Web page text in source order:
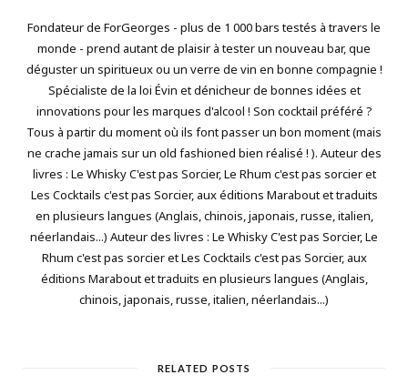
Fondateur de ForGeorges - plus de 1 000 bars testés à travers le
monde - prend autant de plaisir à tester un nouveau bar, que
déguster un spiritueux ou un verre de vin en bonne compagnie !
Spécialiste de la loi Évin et dénicheur de bonnes idées et
innovations pour les marques d'alcool ! Son cocktail préféré ?
Tous à partir du moment où ils font passer un bon moment (mais
ne crache jamais sur un old fashioned bien réalisé ! ). Auteur des
livres : Le Whisky C'est pas Sorcier, Le Rhum c'est pas sorcier et
Les Cocktails c'est pas Sorcier, aux éditions Marabout et traduits
en plusieurs langues (Anglais, chinois, japonais, russe, italien,
néerlandais...) Auteur des livres : Le Whisky C'est pas Sorcier, Le
Rhum c'est pas sorcier et Les Cocktails c'est pas Sorcier, aux
éditions Marabout et traduits en plusieurs langues (Anglais,
chinois, japonais, russe, italien, néerlandais...)
RELATED POSTS